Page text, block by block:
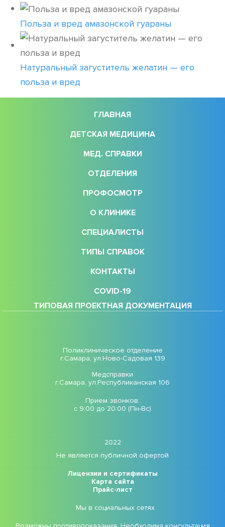
Польза и вред амазонской гуараны
Натуральный загуститель желатин — его
польза и вред
ГЛАВНАЯ
ДЕТСКАЯ МЕДИЦИНА
МЕД. СПРАВКИ
ОТДЕЛЕНИЯ
ПРОФОСМОТР
О КЛИНИКЕ
СПЕЦИАЛИСТЫ
ТИПЫ СПРАВОК
КОНТАКТЫ
COVID-19
ТИПОВАЯ ПРОЕКТНАЯ ДОКУМЕНТАЦИЯ
Поликлиническое отделение
г.Самара, ул.Ново-Садовая 139
Медсправки
г.Самара, ул.Республиканская 106
Прием звонков:
с 9:00 до 20:00 (Пн-Вс)
2022
Не является публичной офертой
Лицензии и сертификаты
Карта сайта
Прайс-лист
Мы в социальных сетях